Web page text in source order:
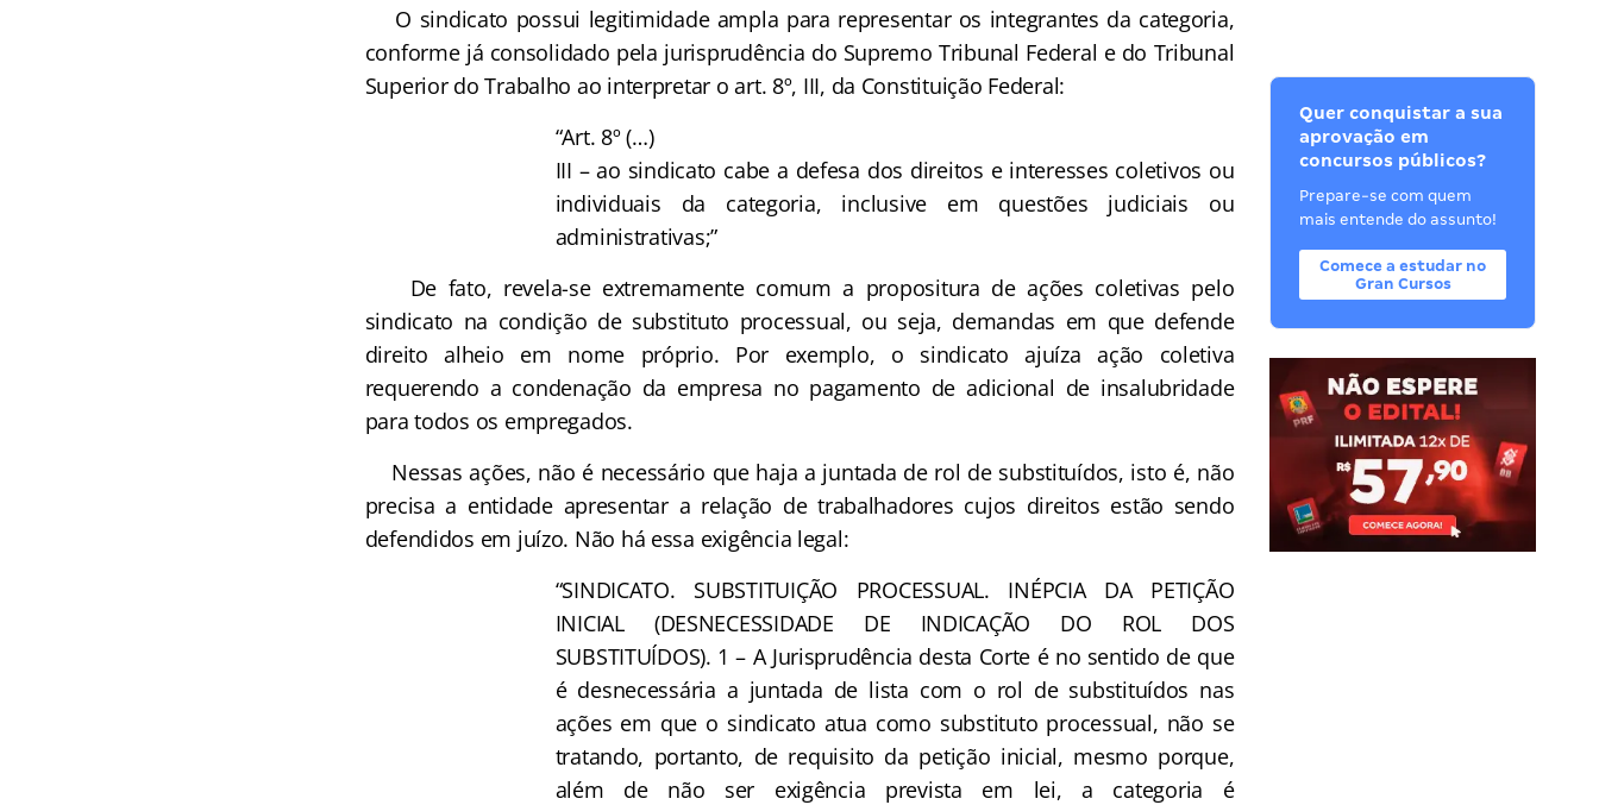
O sindicato possui legitimidade ampla para representar os integrantes da categoria,
conforme já consolidado pela jurisprudência do Supremo Tribunal Federal e do Tribunal
Superior do Trabalho ao interpretar o art. 8º, III, da Constituição Federal:
“Art. 8º (…)
III – ao sindicato cabe a defesa dos direitos e interesses coletivos ou
individuais da categoria, inclusive em questões judiciais ou
administrativas;”
De fato, revela-se extremamente comum a propositura de ações coletivas pelo
sindicato na condição de substituto processual, ou seja, demandas em que defende
direito alheio em nome próprio. Por exemplo, o sindicato ajuíza ação coletiva
requerendo a condenação da empresa no pagamento de adicional de insalubridade
para todos os empregados.
Nessas ações, não é necessário que haja a juntada de rol de substituídos, isto é, não
precisa a entidade apresentar a relação de trabalhadores cujos direitos estão sendo
defendidos em juízo. Não há essa exigência legal:
“SINDICATO. SUBSTITUIÇÃO PROCESSUAL. INÉPCIA DA PETIÇÃO
INICIAL (DESNECESSIDADE DE INDICAÇÃO DO ROL DOS
SUBSTITUÍDOS). 1 – A Jurisprudência desta Corte é no sentido de que
é desnecessária a juntada de lista com o rol de substituídos nas
ações em que o sindicato atua como substituto processual, não se
tratando, portanto, de requisito da petição inicial, mesmo porque,
além de não ser exigência prevista em lei, a categoria é
Quer conquistar a sua
aprovação em
concursos públicos?
Prepare-se com quem
mais entende do assunto!
Comece a estudar no
Gran Cursos